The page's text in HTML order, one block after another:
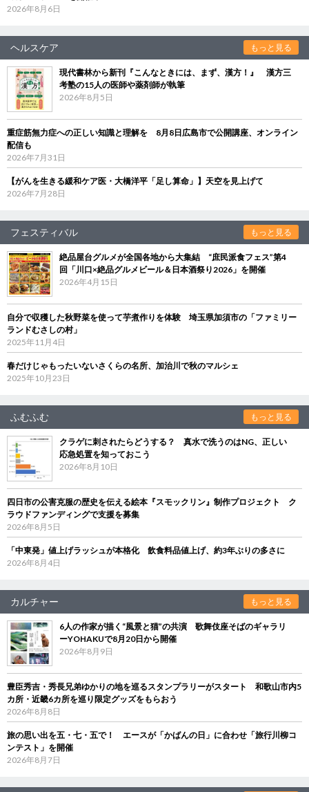
2026年8月6日
ヘルスケア もっと見る
現代書林から新刊『こんなときには、まず、漢方！』 漢方三
考塾の15人の医師や薬剤師が執筆
2026年8月5日
重症筋無力症への正しい知識と理解を 8月8日広島市で公開講座、オンライン
配信も
2026年7月31日
【がんを生きる緩和ケア医・大橋洋平「足し算命」】天空を見上げて
2026年7月28日
フェスティバル もっと見る
絶品屋台グルメが全国各地から大集結 “庶民派食フェス”第4
回「川口×絶品グルメビール＆日本酒祭り2026」を開催
2026年4月15日
自分で収穫した秋野菜を使って芋煮作りを体験 埼玉県加須市の「ファミリー
ランドむさしの村」
2025年11月4日
春だけじゃもったいないさくらの名所、加治川で秋のマルシェ
2025年10月23日
ふむふむ もっと見る
クラゲに刺されたらどうする？ 真水で洗うのはNG、正しい
応急処置を知っておこう
2026年8月10日
四日市の公害克服の歴史を伝える絵本『スモックリン』制作プロジェクト ク
ラウドファンディングで支援を募集
2026年8月5日
「中東発」値上げラッシュが本格化 飲食料品値上げ、約3年ぶりの多さに
2026年8月4日
カルチャー もっと見る
6人の作家が描く“風景と猫”の共演 歌舞伎座そばのギャラリ
ーYOHAKUで8月20日から開催
2026年8月9日
豊臣秀吉・秀長兄弟ゆかりの地を巡るスタンプラリーがスタート 和歌山市内5
カ所・近畿6カ所を巡り限定グッズをもらおう
2026年8月8日
旅の思い出を五・七・五で！ エースが「かばんの日」に合わせ「旅行川柳コ
ンテスト」を開催
2026年8月7日